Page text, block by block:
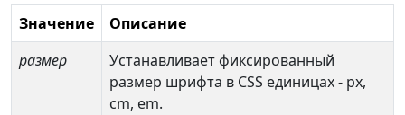
Значение
Описание
размер
Устанавливает фиксированный
размер шрифта в CSS единицах - px,
cm, em.